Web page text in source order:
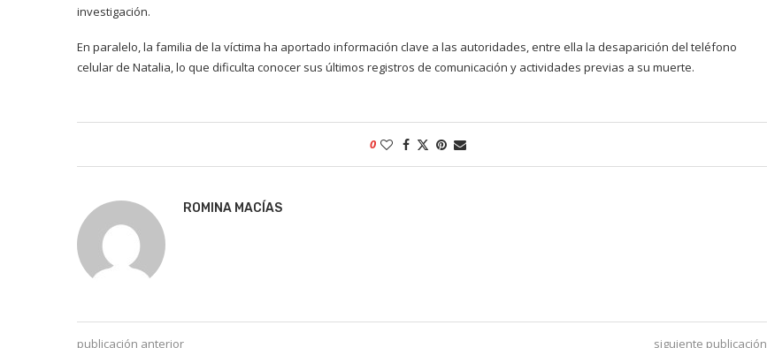
investigación.
En paralelo, la familia de la víctima ha aportado información clave a las autoridades, entre ella la desaparición del teléfono
celular de Natalia, lo que dificulta conocer sus últimos registros de comunicación y actividades previas a su muerte.
0
ROMINA MACÍAS
publicación anterior siguiente publicación